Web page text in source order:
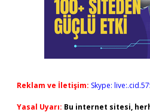
Reklam ve İletişim: Skype:
Yasal Uyarı: Bu internet sitesi,